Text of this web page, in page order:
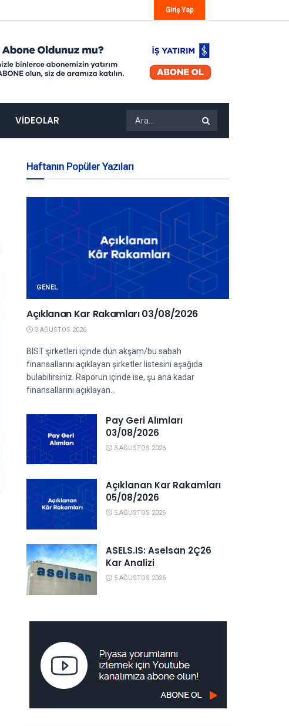
Giriş Yap
VIDEOLAR
Haftanın Popüler Yazıları
GENEL
Açıklanan Kar Rakamları 03/08/2026
3 AĞUSTOS 2026
BIST şirketleri içinde dün akşam/bu sabah
finansallarını açıklayan şirketler listesini aşağıda
bulabilirsiniz. Raporun içinde ise, şu ana kadar
finansallarını açıklayan...
Pay Geri Alımları
03/08/2026
3 AĞUSTOS 2026
Açıklanan Kar Rakamları
05/08/2026
5 AĞUSTOS 2026
ASELS.IS: Aselsan 2Ç26
Kar Analizi
5 AĞUSTOS 2026